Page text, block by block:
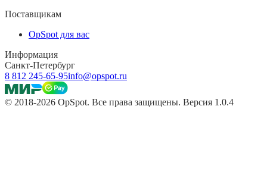
Поставщикам
OpSpot для вас
Информация
Санкт-Петербург
8 812 245-65-95info@opspot.ru
© 2018-2026 OpSpot. Все права защищены. Версия 1.0.4